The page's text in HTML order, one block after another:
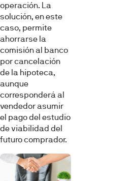
operación. La
solución, en este
caso, permite
ahorrarse la
comisión al banco
por cancelación
de la hipoteca,
aunque
corresponderá al
vendedor asumir
el pago del estudio
de viabilidad del
futuro comprador.